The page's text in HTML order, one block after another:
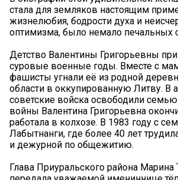
стала для земляков настоящим
жизнелюбия, бодрости духа и
оптимизма, было немало печальных
Детство Валентины Григорьевны
суровые военные годы. Вместе с
фашисты угнали её из родной
области в оккупированную Литву. В
советские войска освободили
войны Валентина Григорьевна
работала в колхозе. В 1983 году с
Лабытнанги, где более 40 лет
и дежурной по общежитию.
Глава Приуральского района Марина